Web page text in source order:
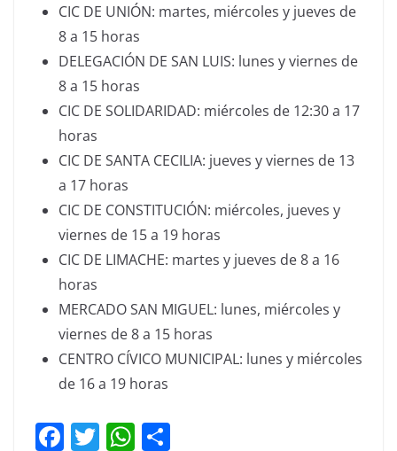
CIC DE UNIÓN: martes, miércoles y jueves de
8 a 15 horas
DELEGACIÓN DE SAN LUIS: lunes y viernes de
8 a 15 horas
CIC DE SOLIDARIDAD: miércoles de 12:30 a 17
horas
CIC DE SANTA CECILIA: jueves y viernes de 13
a 17 horas
CIC DE CONSTITUCIÓN: miércoles, jueves y
viernes de 15 a 19 horas
CIC DE LIMACHE: martes y jueves de 8 a 16
horas
MERCADO SAN MIGUEL: lunes, miércoles y
viernes de 8 a 15 horas
CENTRO CÍVICO MUNICIPAL: lunes y miércoles
de 16 a 19 horas
F T W